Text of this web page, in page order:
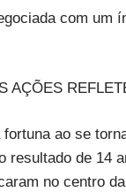
com um
AÇÕES
ao se
resultado de 14
no centro